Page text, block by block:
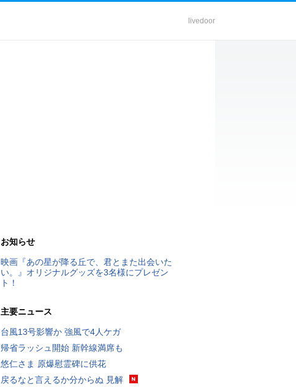
livedoor
お知らせ
映画『あの星が降る丘で、君とまた出会いた
い。』オリジナルグッズを3名様にプレゼン
ト！
主要ニュース
台風13号影響か 強風で4人ケガ
帰省ラッシュ開始 新幹線満席も
悠仁さま 原爆慰霊碑に供花
戻るなと言えるか分からぬ 見解